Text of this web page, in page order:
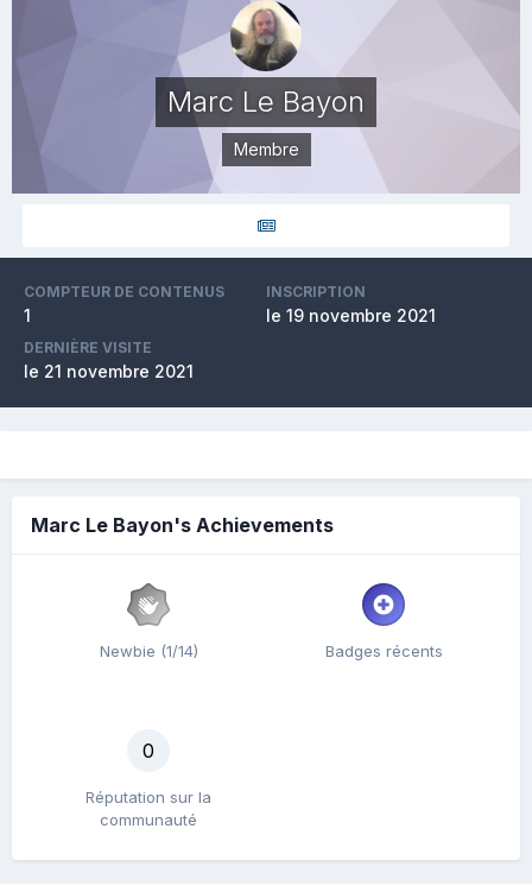
Marc Le Bayon
Membre
COMPTEUR DE CONTENUS
1
INSCRIPTION
le 19 novembre 2021
DERNIÈRE VISITE
le 21 novembre 2021
Marc Le Bayon's Achievements
Newbie (1/14) Badges récents
0
Réputation sur la
communauté